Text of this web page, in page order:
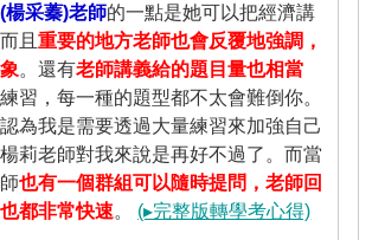
楊采蓁)老師的一點是她可以把經濟講
且重要的地方老師也會反覆地強調，
。還有老師講義給的題目量也相當
習，每一種的題型都不太會難倒你。
為我是需要透過大量練習來加強自己
莉老師對我來說是再好不過了。而當
也有一個群組可以隨時提問，老師回
都非常快速。 (▸完整版轉學考心得)